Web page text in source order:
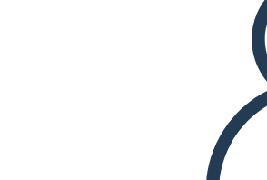
DIAVOORSTELLING
LEES MIJ